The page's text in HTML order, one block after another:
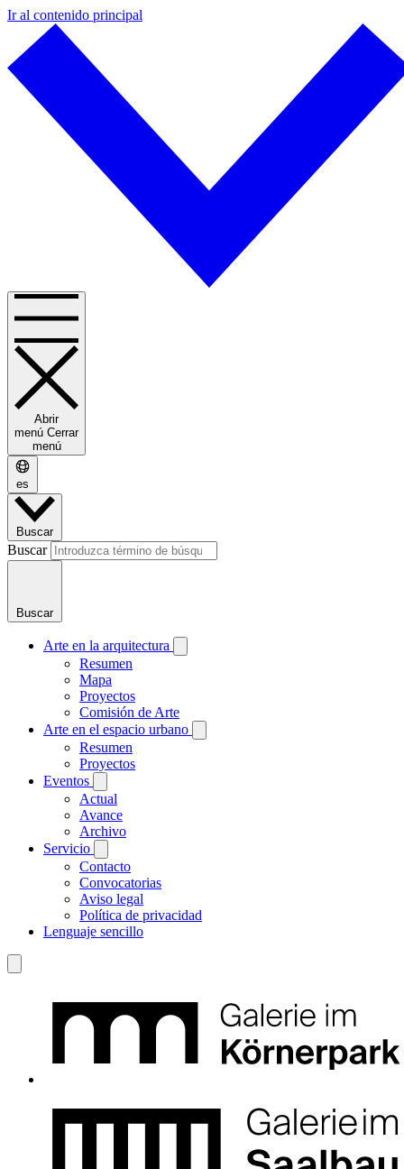
Ir al contenido principal
Abrir
menú Cerrar
menú
es
Buscar
Buscar
Buscar
Arte en la arquitectura
Resumen
Mapa
Proyectos
Comisión de Arte
Arte en el espacio urbano
Resumen
Proyectos
Eventos
Actual
Avance
Archivo
Servicio
Contacto
Convocatorias
Aviso legal
Política de privacidad
Lenguaje sencillo